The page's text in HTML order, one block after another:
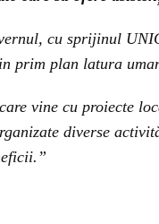
cu sprijinul
prim plan latura
vine cu proiecte
diverse